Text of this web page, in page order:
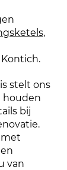
,
stelt ons
houden
bij
van